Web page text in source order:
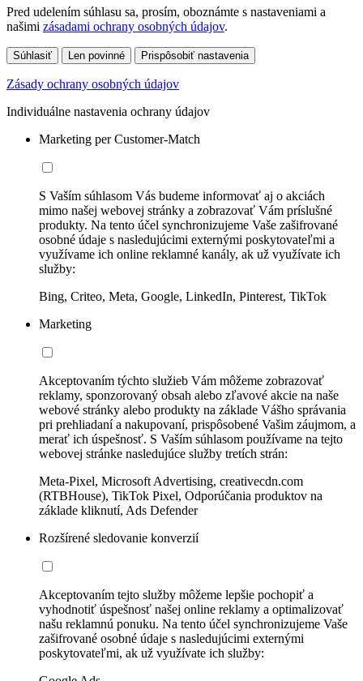
Pred udelením súhlasu sa, prosím, oboznámte s nastaveniami a
našimi zásadami ochrany osobných údajov.
Súhlasiť Len povinné Prispôsobiť nastavenia
Zásady ochrany osobných údajov
Individuálne nastavenia ochrany údajov
Marketing per Customer-Match
S Vaším súhlasom Vás budeme informovať aj o akciách
mimo našej webovej stránky a zobrazovať Vám príslušné
produkty. Na tento účel synchronizujeme Vaše zašifrované
osobné údaje s nasledujúcimi externými poskytovateľmi a
využívame ich online reklamné kanály, ak už využívate ich
služby:
Bing, Criteo, Meta, Google, LinkedIn, Pinterest, TikTok
Marketing
Akceptovaním týchto služieb Vám môžeme zobrazovať
reklamy, sponzorovaný obsah alebo zľavové akcie na naše
webové stránky alebo produkty na základe Vášho správania
pri prehliadaní a nakupovaní, prispôsobené Vašim záujmom, a
merať ich úspešnosť. S Vaším súhlasom používame na tejto
webovej stránke nasledujúce služby tretích strán:
Meta-Pixel, Microsoft Advertising, creativecdn.com
(RTBHouse), TikTok Pixel, Odporúčania produktov na
základe kliknutí, Ads Defender
Rozšírené sledovanie konverzií
Akceptovaním tejto služby môžeme lepšie pochopiť a
vyhodnotiť úspešnosť našej online reklamy a optimalizovať
našu reklamnú ponuku. Na tento účel synchronizujeme Vaše
zašifrované osobné údaje s nasledujúcimi externými
poskytovateľmi, ak už využívate ich služby: